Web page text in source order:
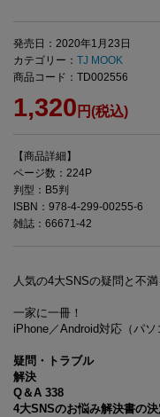
発売日：2020年1月23日
カテゴリー： TJ MOOK
商品コード：TD002556
1,320 円(税込)
【商品詳細】
ページ数：224P
判型：B5判
ISBN：978-4-299-00255-6
雑誌：66671-42
人気の4大SNSの疑問と不
一家に一冊！
iPhone／Android対応（パソ
疑問・トラブル
解決
Q＆A 338
4大SNSのお悩み解決書の決